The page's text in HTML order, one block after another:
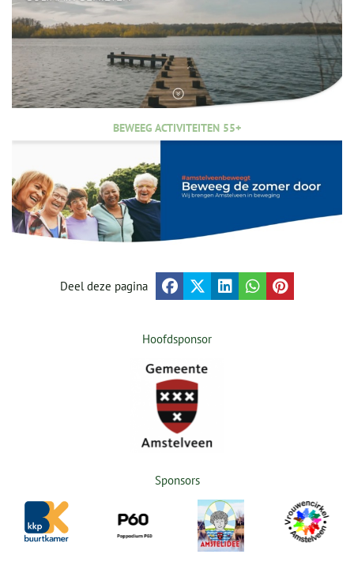
BEWEEG ACTIVITEITEN 55+
Deel deze pagina
Hoofdsponsor
Sponsors